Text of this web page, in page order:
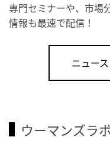
専門セミナーや、市場
情報も最速で配信！
ニュー
ウーマンズラ